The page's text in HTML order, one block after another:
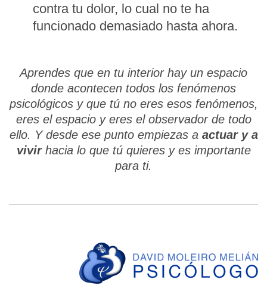
contra tu dolor, lo cual no te ha
funcionado demasiado hasta ahora.
Aprendes que en tu interior hay un espacio
donde acontecen todos los fenómenos
psicológicos y que tú no eres esos fenómenos,
eres el espacio y eres el observador de todo
ello. Y desde ese punto empiezas a actuar y a
vivirhacia lo que tú quieres y es importante
para ti.